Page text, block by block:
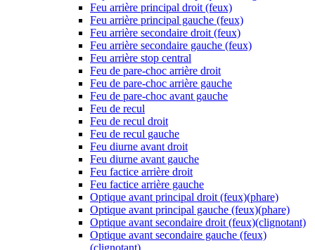
Feu arrière principal droit (feux)
Feu arrière principal gauche (feux)
Feu arrière secondaire droit (feux)
Feu arrière secondaire gauche (feux)
Feu arrière stop central
Feu de pare-choc arrière droit
Feu de pare-choc arrière gauche
Feu de pare-choc avant gauche
Feu de recul
Feu de recul droit
Feu de recul gauche
Feu diurne avant droit
Feu diurne avant gauche
Feu factice arrière droit
Feu factice arrière gauche
Optique avant principal droit (feux)(phare)
Optique avant principal gauche (feux)(phare)
Optique avant secondaire droit (feux)(clignotant)
Optique avant secondaire gauche (feux)
(clignotant)